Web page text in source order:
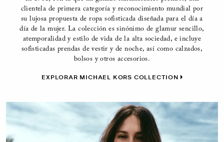
clientela de primera categoría y reconocimiento mundial por
su lujosa propuesta de ropa sofisticada diseñada para el día a
día de la mujer. La colección es sinónimo de glamur sencillo,
atemporalidad y estilo de vida de la alta sociedad, e incluye
sofisticadas prendas de vestir y de noche, así como calzados,
bolsos y otros accesorios.
EXPLORAR MICHAEL KORS COLLECTION